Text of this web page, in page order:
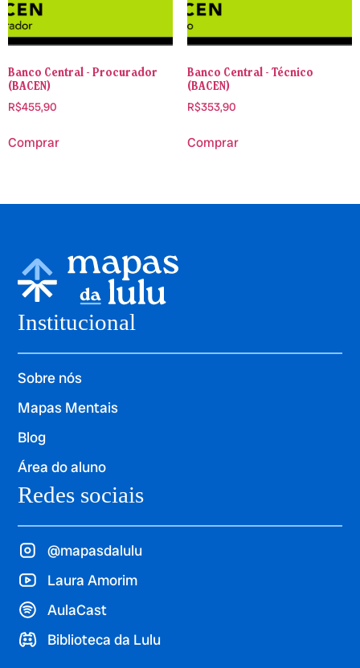
Banco Central - Procurador
(BACEN)
R$455,90
Comprar
Banco Central - Técnico
(BACEN)
R$353,90
Comprar
Institucional
Sobre nós
Mapas Mentais
Blog
Área do aluno
Redes sociais
@mapasdalulu
Laura Amorim
AulaCast
Biblioteca da Lulu